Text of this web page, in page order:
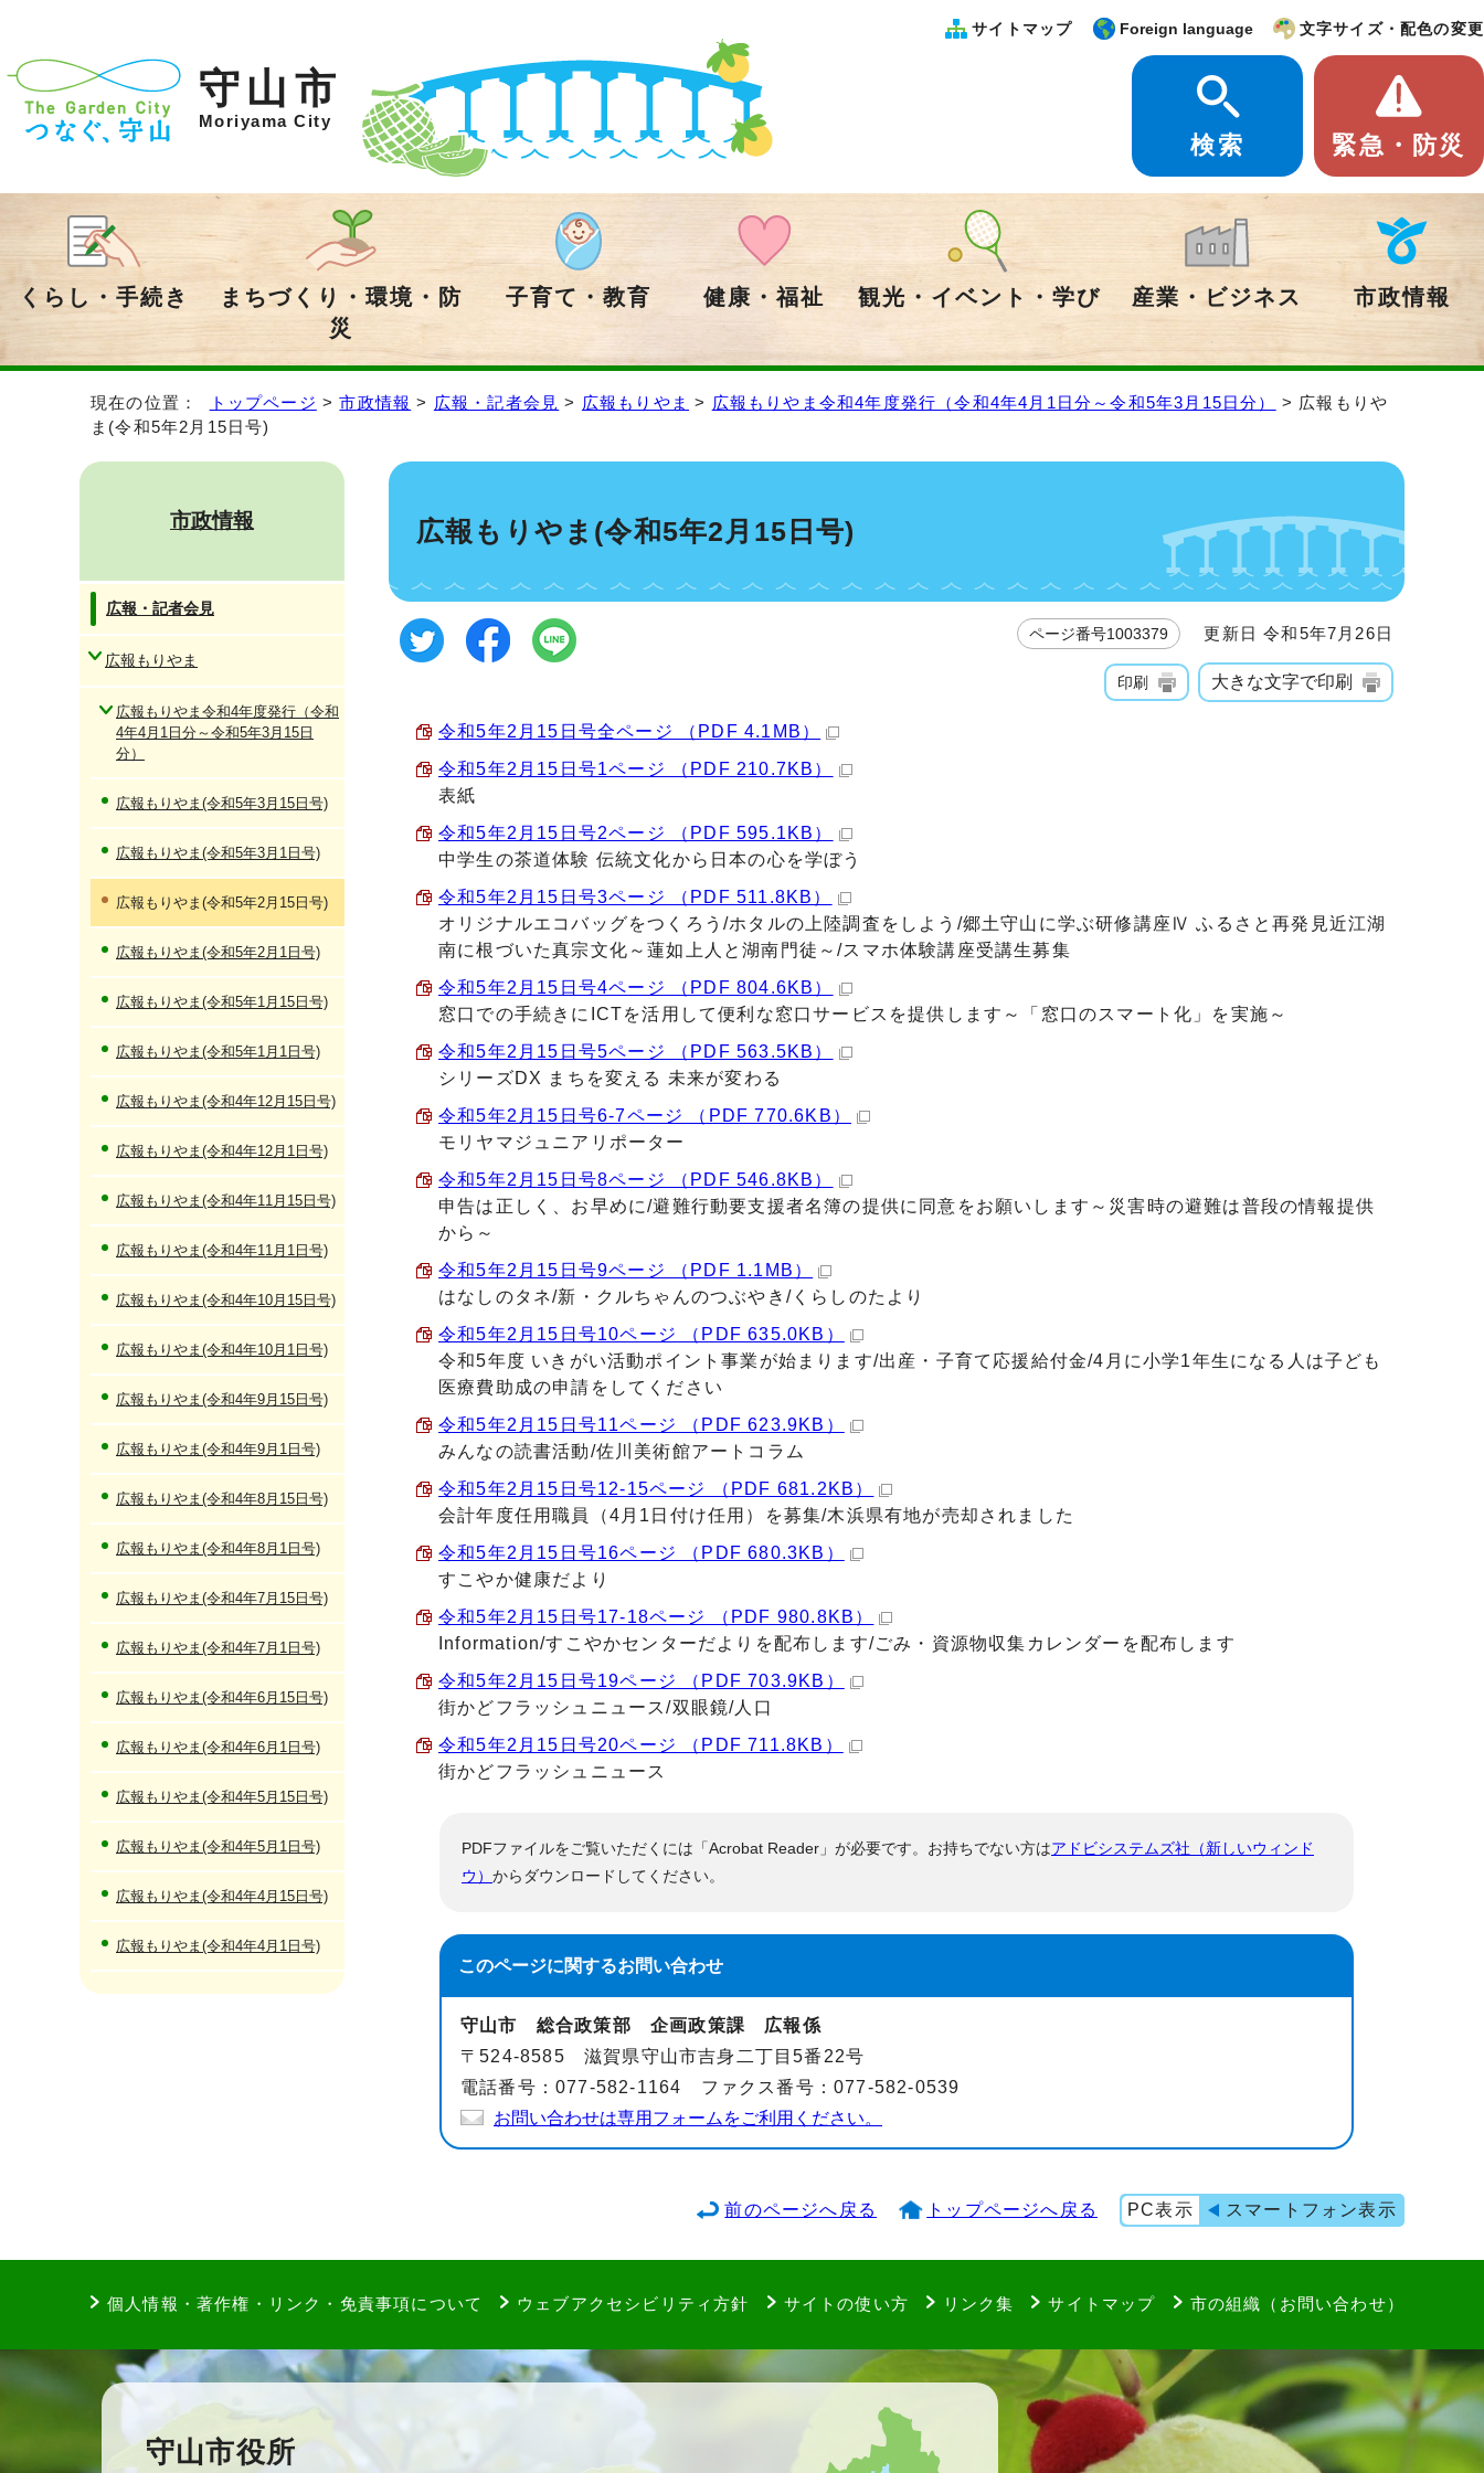
守山市
Moriyama City
サイトマップ Foreign language 文字サイズ・配色の変更
検索 緊急・防災
くらし・手続き
まちづくり・環境・防
災
子育て・教育 健康・福祉 観光・イベント・学び 産業・ビジネス 市政情報
現在の位置： トップページ >市政情報 > 広報・記者会見 > 広報もりやま > 広報もりやま令和4年度発行（令和4年4月1日分～令和5年3月15日分）
> 広報もりや
ま(令和5年2月15日号)
広報もりやま(令和5年2月15日号)
ページ番号1003379 更新日 令和5年7月26日
印刷 大きな文字で印刷
令和5年2月15日号全ページ （PDF 4.1MB）
令和5年2月15日号1ページ （PDF 210.7KB）
表紙
令和5年2月15日号2ページ （PDF 595.1KB）
中学生の茶道体験 伝統文化から日本の心を学ぼう
令和5年2月15日号3ページ （PDF 511.8KB）
オリジナルエコバッグをつくろう/ホタルの上陸調査をしよう/郷土守山に学ぶ研修講座Ⅳ ふるさと再発見近江湖
南に根づいた真宗文化～蓮如上人と湖南門徒～/スマホ体験講座受講生募集
令和5年2月15日号4ページ （PDF 804.6KB）
窓口での手続きにICTを活用して便利な窓口サービスを提供します～「窓口のスマート化」を実施～
令和5年2月15日号5ページ （PDF 563.5KB）
シリーズDX まちを変える 未来が変わる
令和5年2月15日号6-7ページ （PDF 770.6KB）
モリヤマジュニアリポーター
令和5年2月15日号8ページ （PDF 546.8KB）
申告は正しく、お早めに/避難行動要支援者名簿の提供に同意をお願いします～災害時の避難は普段の情報提供
から～
令和5年2月15日号9ページ （PDF 1.1MB）
はなしのタネ/新・クルちゃんのつぶやき/くらしのたより
令和5年2月15日号10ページ （PDF 635.0KB）
令和5年度 いきがい活動ポイント事業が始まります/出産・子育て応援給付金/4月に小学1年生になる人は子ども
医療費助成の申請をしてください
令和5年2月15日号11ページ （PDF 623.9KB）
みんなの読書活動/佐川美術館アートコラム
令和5年2月15日号12-15ページ （PDF 681.2KB）
会計年度任用職員（4月1日付け任用）を募集/木浜県有地が売却されました
令和5年2月15日号16ページ （PDF 680.3KB）
すこやか健康だより
令和5年2月15日号17-18ページ （PDF 980.8KB）
Information/すこやかセンターだよりを配布します/ごみ・資源物収集カレンダーを配布します
令和5年2月15日号19ページ （PDF 703.9KB）
街かどフラッシュニュース/双眼鏡/人口
令和5年2月15日号20ページ （PDF 711.8KB）
街かどフラッシュニュース
PDFファイルをご覧いただくには「Acrobat Reader」が必要です。お持ちでない方はアドビシステムズ社（新しいウィンド
ウ） からダウンロードしてください。
このページに関するお問い合わせ
守山市 総合政策部 企画政策課 広報係
〒524-8585 滋賀県守山市吉身二丁目5番22号
電話番号：077-582-1164 ファクス番号：077-582-0539
お問い合わせは専用フォームをご利用ください。
市政情報
広報・記者会見
広報もりやま
広報もりやま令和4年度発行（令和
4年4月1日分～令和5年3月15日
分）
広報もりやま(令和5年3月15日号)
広報もりやま(令和5年3月1日号)
広報もりやま(令和5年2月15日号)
広報もりやま(令和5年2月1日号)
広報もりやま(令和5年1月15日号)
広報もりやま(令和5年1月1日号)
広報もりやま(令和4年12月15日号)
広報もりやま(令和4年12月1日号)
広報もりやま(令和4年11月15日号)
広報もりやま(令和4年11月1日号)
広報もりやま(令和4年10月15日号)
広報もりやま(令和4年10月1日号)
広報もりやま(令和4年9月15日号)
広報もりやま(令和4年9月1日号)
広報もりやま(令和4年8月15日号)
広報もりやま(令和4年8月1日号)
広報もりやま(令和4年7月15日号)
広報もりやま(令和4年7月1日号)
広報もりやま(令和4年6月15日号)
広報もりやま(令和4年6月1日号)
広報もりやま(令和4年5月15日号)
広報もりやま(令和4年5月1日号)
広報もりやま(令和4年4月15日号)
広報もりやま(令和4年4月1日号)
前のページへ戻る トップページへ戻る PC表示 スマートフォン表示
個人情報・著作権・リンク・免責事項について ウェブアクセシビリティ方針 サイトの使い方 リンク集 サイトマップ 市の組織（お問い合わせ）
守山市役所